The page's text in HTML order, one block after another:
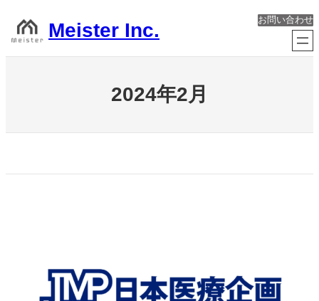
を
Meister Inc. お問い合わせ
2024年2月